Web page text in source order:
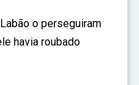
o perseguiram
havia roubado